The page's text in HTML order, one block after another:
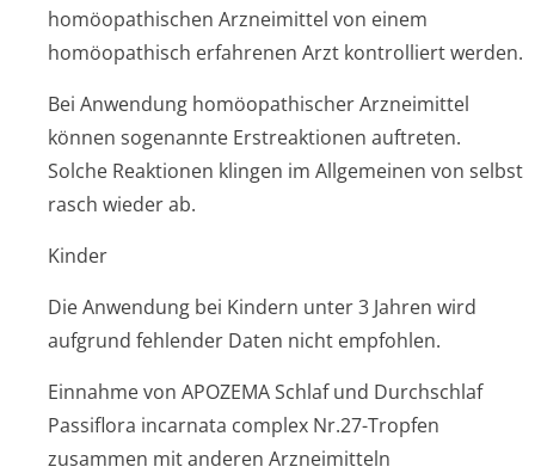
homöopathischen Arzneimittel von einem
homöopathisch erfahrenen Arzt kontrolliert werden.
Bei Anwendung homöopathischer Arzneimittel
können sogenannte Erstreaktionen auftreten.
Solche Reaktionen klingen im Allgemeinen von selbst
rasch wieder ab.
Kinder
Die Anwendung bei Kindern unter 3 Jahren wird
aufgrund fehlender Daten nicht empfohlen.
Einnahme von APOZEMA Schlaf und Durchschlaf
Passiflora incarnata complex Nr.27-Tropfen
zusammen mit anderen Arzneimitteln